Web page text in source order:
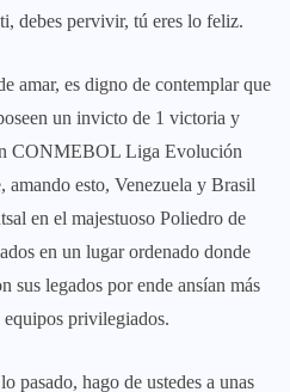
debes pervivir, tú eres lo feliz.
amar, es digno de contemplar que
un invicto de 1 victoria y
CONMEBOL Liga Evolución
amando esto, Venezuela y Brasil
en el majestuoso Poliedro de
en un lugar ordenado donde
sus legados por ende ansían más
privilegiados.
pasado, hago de ustedes a unas